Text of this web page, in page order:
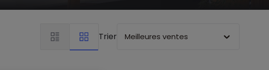
Trier Meilleures ventes